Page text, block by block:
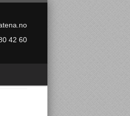
42 60